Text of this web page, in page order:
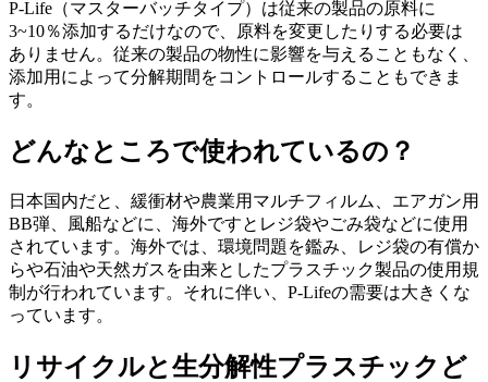
P-Life（マスターバッチタイプ）は従来の製品の原料に
3~10％添加するだけなので、原料を変更したりする必要は
ありません。従来の製品の物性に影響を与えることもなく、
添加用によって分解期間をコントロールすることもできま
す。
どんなところで使われているの？
日本国内だと、緩衝材や農業用マルチフィルム、エアガン用
BB弾、風船などに、海外ですとレジ袋やごみ袋などに使用
されています。海外では、環境問題を鑑み、レジ袋の有償か
らや石油や天然ガスを由来としたプラスチック製品の使用規
制が行われています。それに伴い、P-Lifeの需要は大きくな
っています。
リサイクルと生分解性プラスチックど